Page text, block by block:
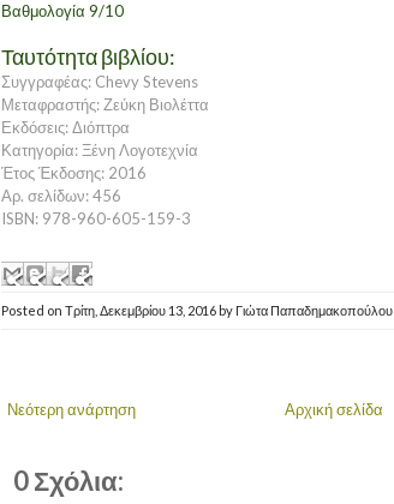
Βαθμολογία 9/10
Ταυτότητα βιβλίου:
Συγγραφέας: Chevy Stevens
Μεταφραστής: Ζεύκη Βιολέττα
Εκδόσεις: Διόπτρα
Κατηγορία: Ξένη Λογοτεχνία
Έτος Έκδοσης: 2016
Αρ. σελίδων: 456
ISBN: 978-960-605-159-3
Posted on Τρίτη, Δεκεμβρίου 13, 2016 by Γιώτα Παπαδημακοπούλου
Νεότερη ανάρτηση Αρχική σελίδα
0 Σχόλια: